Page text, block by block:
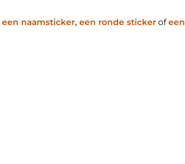
een naamsticker, een ronde sticker ofeen